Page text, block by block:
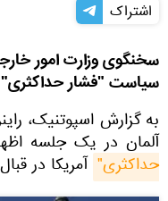
اشتراک
سخنگوی وزارت امور
سیاست "فشار حداكثری"
به گزارش اسپوتنیک،
آلمان در یک جلسه
حداكثری" آمریكا در